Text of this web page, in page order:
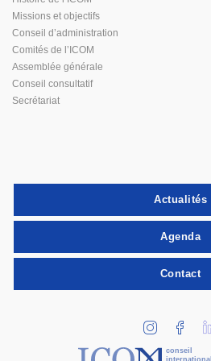
Missions et objectifs
Conseil d’administration
Comités de l’ICOM
Assemblée générale
Conseil consultatif
Secrétariat
Actualités
Agenda
Contact
conseil
international